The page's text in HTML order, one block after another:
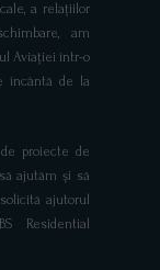
a relațiilor
am
Aviației într-o
încântă de la
proiecte de
ajutăm și să
ajutorul
Residential